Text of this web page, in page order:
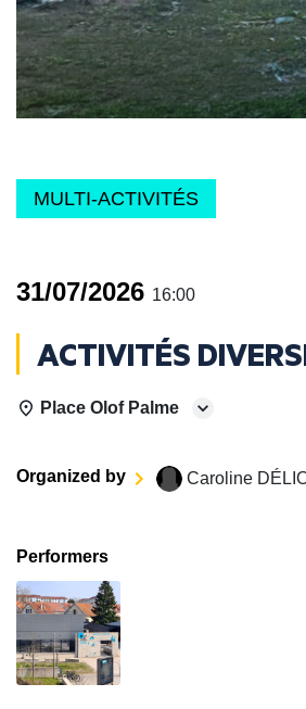
MULTI-ACTIVITÉS
31/07/2026 16:00
ACTIVITÉS
Place Olof Palme
Organized by Caroline
Performers